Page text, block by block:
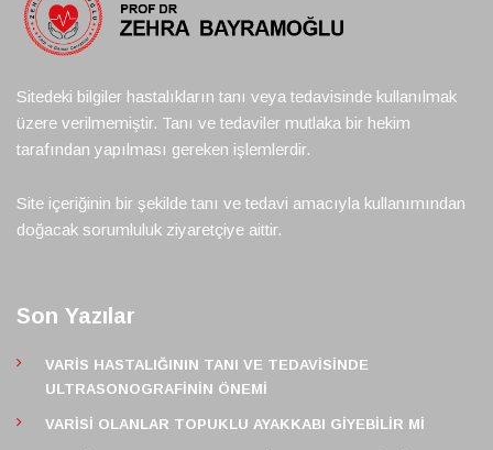
Sitedeki bilgiler hastalıkların tanı veya tedavisinde kullanılmak
üzere verilmemiştir. Tanı ve tedaviler mutlaka bir hekim
tarafından yapılması gereken işlemlerdir.
Site içeriğinin bir şekilde tanı ve tedavi amacıyla kullanımından
doğacak sorumluluk ziyaretçiye aittir.
Son Yazılar
VARIS HASTALIĞININ TANI VE TEDAVISINDE
ULTRASONOGRAFININ ÖNEMI
VARISI OLANLAR TOPUKLU AYAKKABI GIYEBILIR MI